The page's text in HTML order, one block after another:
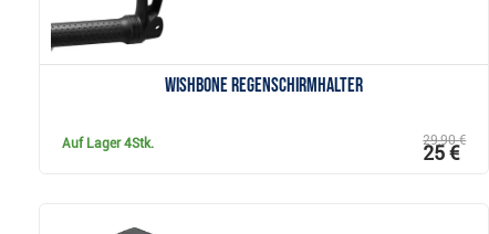
Wishbone Regenschirmhalter
Auf Lager4Stk. 29,90 €
25 €